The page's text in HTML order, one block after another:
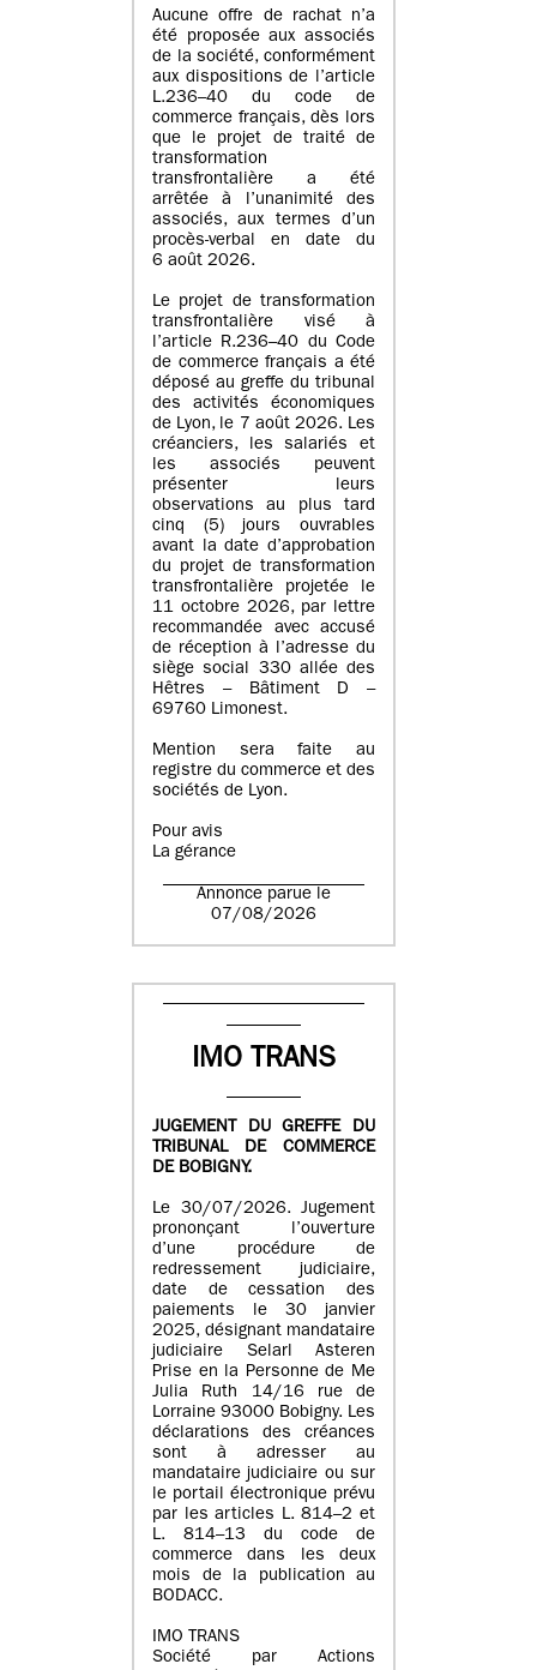
Aucune offre de rachat n’a
été proposée aux associés
de la société, conformément
aux dispositions de l’article
L.236–40 du code de
commerce français, dès lors
que le projet de traité de
transformation
transfrontalière a été
arrêtée à l’unanimité des
associés, aux termes d’un
procès-verbal en date du
6 août 2026.
Le projet de transformation
transfrontalière visé à
l’article R.236–40 du Code
de commerce français a été
déposé au greffe du tribunal
des activités économiques
de Lyon, le 7 août 2026. Les
créanciers, les salariés et
les associés peuvent
présenter leurs
observations au plus tard
cinq (5) jours ouvrables
avant la date d’approbation
du projet de transformation
transfrontalière projetée le
11 octobre 2026, par lettre
recommandée avec accusé
de réception à l’adresse du
siège social 330 allée des
Hêtres – Bâtiment D –
69760 Limonest.
Mention sera faite au
registre du commerce et des
sociétés de Lyon.
Pour avis
La gérance
Annonce parue le
07/08/2026
IMO TRANS
JUGEMENT DU GREFFE DU
TRIBUNAL DE COMMERCE
DE BOBIGNY.
Le 30/07/2026. Jugement
prononçant l’ouverture
d’une procédure de
redressement judiciaire,
date de cessation des
paiements le 30 janvier
2025, désignant mandataire
judiciaire Selarl Asteren
Prise en la Personne de Me
Julia Ruth 14/16 rue de
Lorraine 93000 Bobigny. Les
déclarations des créances
sont à adresser au
mandataire judiciaire ou sur
le portail électronique prévu
par les articles L. 814–2 et
L. 814–13 du code de
commerce dans les deux
mois de la publication au
BODACC.
IMO TRANS
Société par Actions